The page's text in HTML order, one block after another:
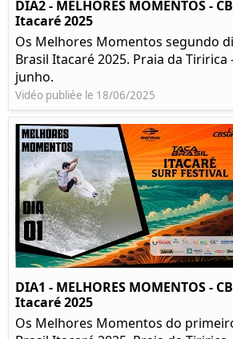
DIA2 - MELHORES MOMENTOS -
Itacaré 2025
Os Melhores Momentos segundo
Brasil Itacaré 2025. Praia da Tiririca
junho.
Vidéo publiée le 18/06/2025
DIA1 - MELHORES MOMENTOS -
Itacaré 2025
Os Melhores Momentos do